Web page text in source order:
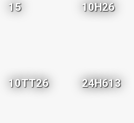
15 10H26
10TT26 24H613